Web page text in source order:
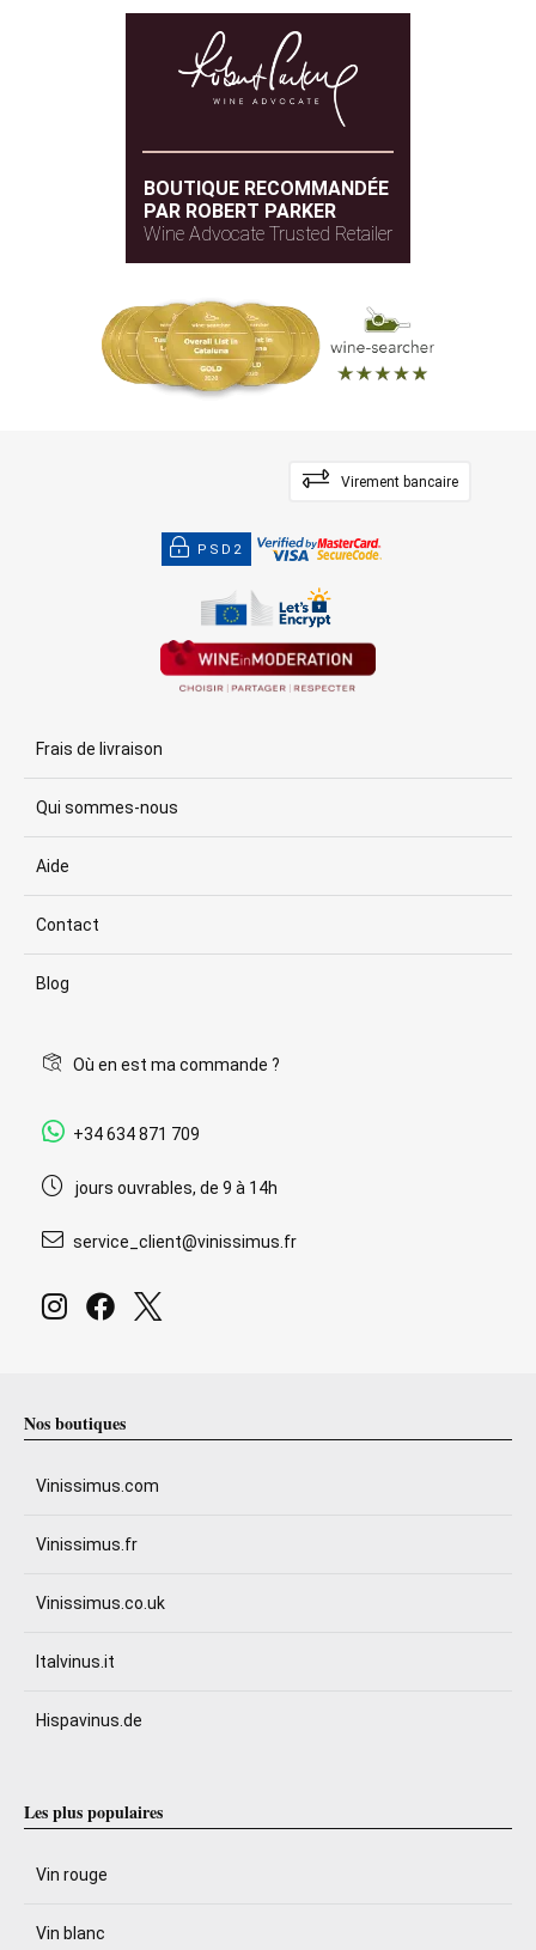
BOUTIQUE RECOMMANDÉE
PAR ROBERT PARKER
Wine Advocate Trusted Retailer
Virement bancaire
PSD2
Frais de livraison
Qui sommes-nous
Aide
Contact
Blog
Où en est ma commande ?
+34 634 871 709
jours ouvrables, de 9 à 14h
service_client@vinissimus.fr
Nos boutiques
Vinissimus.com
Vinissimus.fr
Vinissimus.co.uk
Italvinus.it
Hispavinus.de
Les plus populaires
Vin rouge
Vin blanc